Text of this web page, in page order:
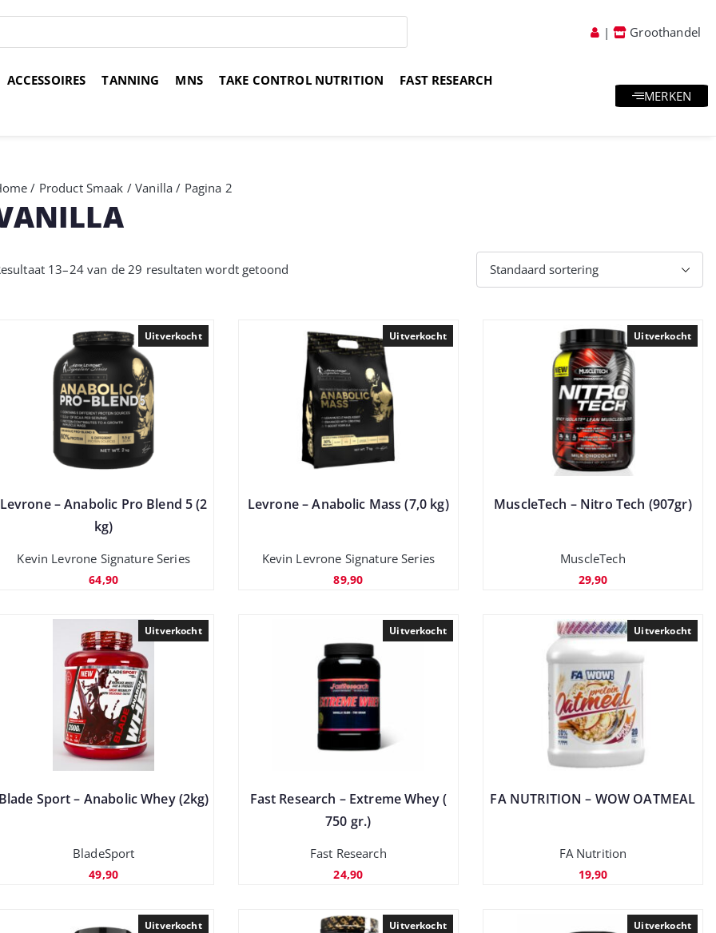
| Groothandel
ACCESSOIRES TANNING MNS TAKE CONTROL NUTRITION
FAST RESEARCH
MERKEN
/ Product Smaak /Vanilla / Pagina 2
13–24 van de 29 resultaten wordt getoond
Uitverkocht
Levrone – Anabolic Pro Blend 5 (2
kg)
Kevin Levrone Signature Series
64,90
Uitverkocht
Levrone – Anabolic Mass (7,0 kg)
Kevin Levrone Signature Series
89,90
Uitverkocht
MuscleTech – Nitro Tech (907gr)
MuscleTech
29,90
Uitverkocht
Blade Sport – Anabolic Whey (2kg)
BladeSport
49,90
Uitverkocht
Fast Research – Extreme Whey (
750 gr.)
Fast Research
24,90
Uitverkocht
FA NUTRITION – WOW OATMEAL
FA Nutrition
19,90
Uitverkocht Uitverkocht Uitverkocht